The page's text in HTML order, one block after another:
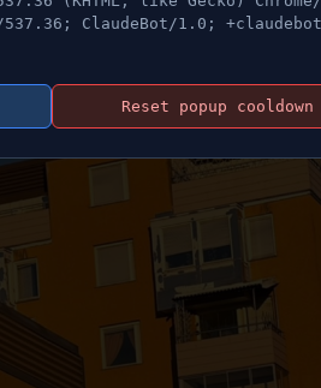
ClaudeBot/1.0;
Reset popup cooldown